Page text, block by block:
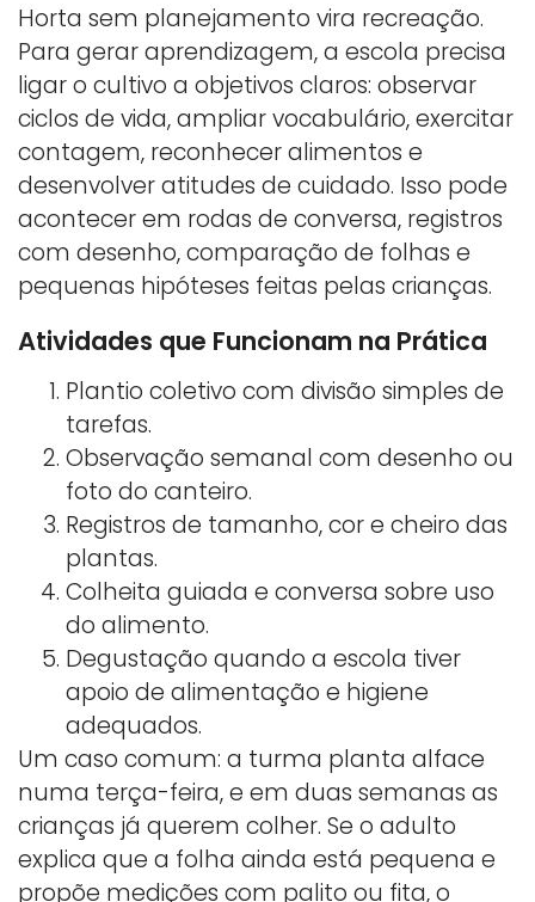
Horta sem planejamento vira recreação.
Para gerar aprendizagem, a escola precisa
ligar o cultivo a objetivos claros: observar
ciclos de vida, ampliar vocabulário, exercitar
contagem, reconhecer alimentos e
desenvolver atitudes de cuidado. Isso pode
acontecer em rodas de conversa, registros
com desenho, comparação de folhas e
pequenas hipóteses feitas pelas crianças.
Atividades que Funcionam na Prática
Plantio coletivo com divisão simples de
tarefas.
Observação semanal com desenho ou
foto do canteiro.
Registros de tamanho, cor e cheiro das
plantas.
Colheita guiada e conversa sobre uso
do alimento.
Degustação quando a escola tiver
apoio de alimentação e higiene
adequados.
Um caso comum: a turma planta alface
numa terça-feira, e em duas semanas as
crianças já querem colher. Se o adulto
explica que a folha ainda está pequena e
propõe medições com palito ou fita, o